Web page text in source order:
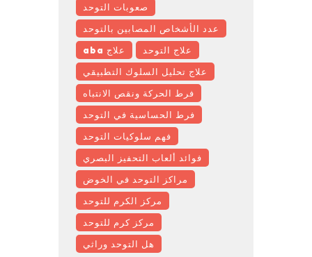
صعوبات التوحد
عدد الأشخاص المصابين بالتوحد
علاج aba
علاج التوحد
علاج تحليل السلوك التطبيقي
فرط الحركة ونقص الانتباه
فرط الحساسية في التوحد
فهم سلوكيات التوحد
فوائد ألعاب التحفيز البصري
مراكز التوحد في الخوض
مركز الكرم للتوحد
مركز كرم للتوحد
هل التوحد وراثي